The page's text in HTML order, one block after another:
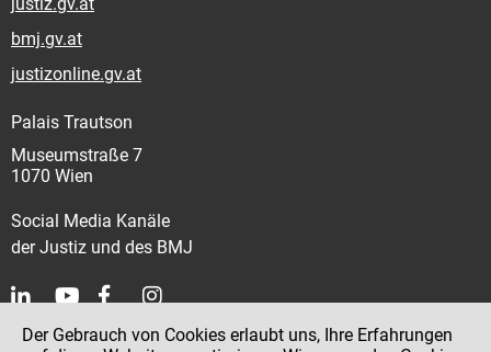
justiz.gv.at
bmj.gv.at
justizonline.gv.at
Palais Trautson
Museumstraße 7
1070 Wien
Social Media Kanäle
der Justiz und des BMJ
Kontakt
Der Gebrauch von Cookies erlaubt uns, Ihre Erfahrungen